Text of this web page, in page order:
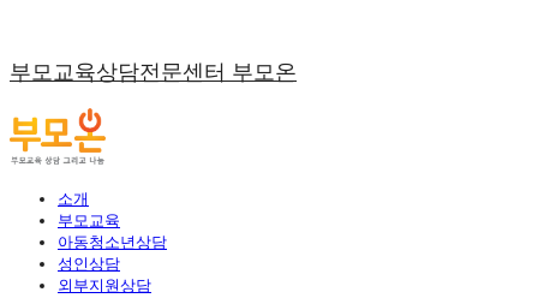
부모교육상담전문센터 부모온
소개
부모교육
아동청소년상담
성인상담
외부지원상담